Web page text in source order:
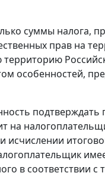
суммы налога,
прав на
особенностей,
подтверждать
исчислении
в соответствии с